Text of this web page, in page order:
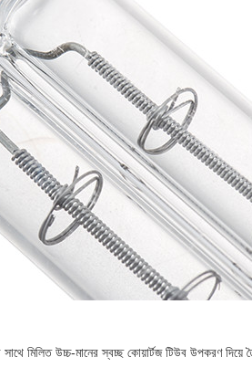
মিলিত উচ্চ-মানের স্বচ্ছ কোয়ার্টজ টিউব উপকরণ দিয়ে